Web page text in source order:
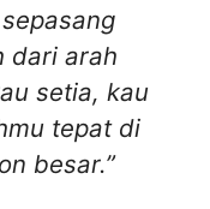
dari arah
setia, kau
tepat di
besar.”